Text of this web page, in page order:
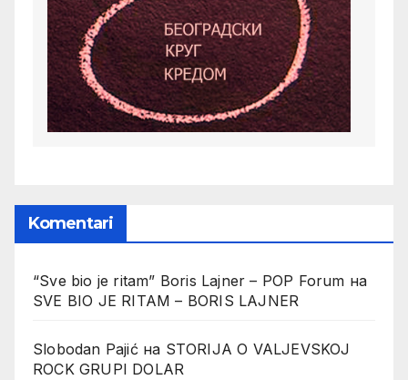
Komentari
“Sve bio je ritam” Boris Lajner – POP Forum на
SVE BIO JE RITAM – BORIS LAJNER
Slobodan Pajićна STORIJA O VALJEVSKOJ
ROCK GRUPI DOLAR